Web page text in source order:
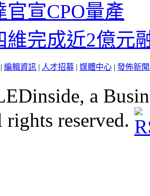
官宣CPO量產
維完成近2億元
| 編輯資訊 | 人才招募 | 媒體中心 | 發佈新
a
reserved.